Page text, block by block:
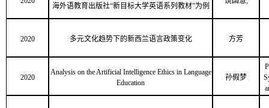
海外语教育出版社“新目标大学英语系列教材”为例
2020 多元文化趋势下的新西兰语言政策变化 方芳
2020
Analysis on the Artificial Intelligence Ethics in Language
Education
孙假梦